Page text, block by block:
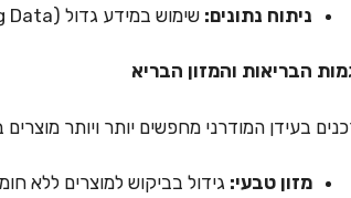
ניתוח נתונים: שימוש במידע גדול (Big Data) לצורך עמידה בצרכים משתנים של הצרכנים.
הבריאות והמזון הבריא
בעידן המודרני מחפשים יותר ויותר מוצרים
מזון טבעי: גידול בביקוש למוצרים ללא